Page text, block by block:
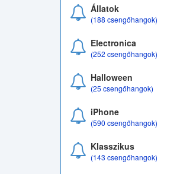
Állatok
(188 csengőhangok)
Electronica
(252 csengőhangok)
Halloween
(25 csengőhangok)
iPhone
(590 csengőhangok)
Klasszikus
(143 csengőhangok)